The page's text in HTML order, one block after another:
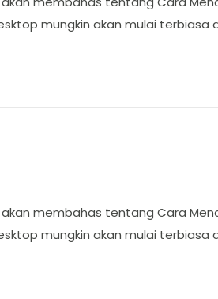
mungkin akan mulai terbiasa
membahas tentang Cara
mungkin akan mulai terbiasa